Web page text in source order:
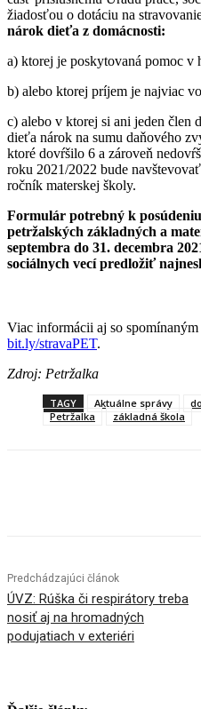
žiadosťou o dotáciu na
nárok dieťa z domácnosti:
a) ktorej je poskytovaná pomoc v
b) alebo ktorej príjem je najviac
c) alebo v ktorej si ani jeden člen
dieťa nárok na sumu daňového
ktoré dovŕšilo 6 a zároveň
roku 2021/2022 bude
ročník materskej školy.
Formulár potrebný k
petržalských základných a
septembra do 31. decembra
sociálnych vecí predložiť
Viac informácii aj so
bit.ly/stravaPET.
Zdroj: Petržalka
TAGY Aktuálne správy
Petržalka
základná škola
Predchádzajúci článok
ÚVZ: Rúška či respirátory treba
nosiť aj na hromadných
podujatiach v exteriéri